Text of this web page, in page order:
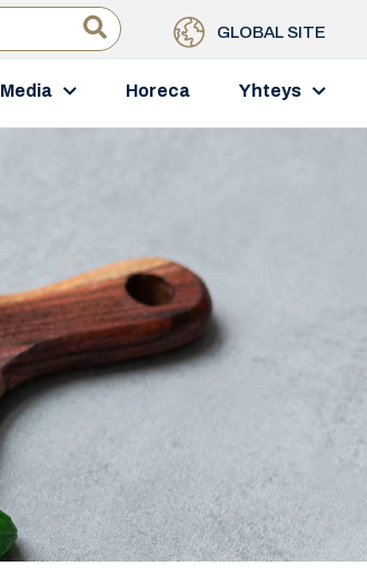
GLOBAL SITE
Media Horeca Yhteys